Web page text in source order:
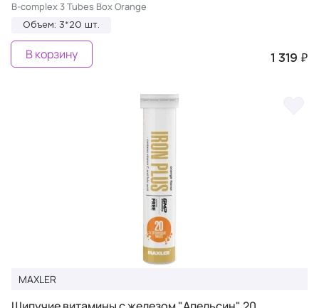
B-complex 3 Tubes Box Orange
Объем: 3*20 шт.
1 319 ₽
В корзину
MAXLER